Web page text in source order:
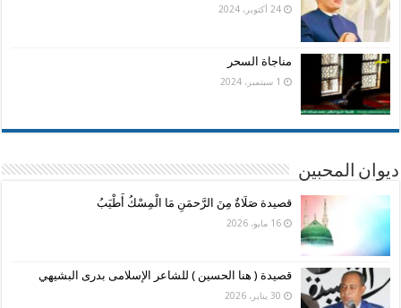
24 أكتوبر، 2024
مناجاة السحر
1 سبتمبر، 2024
ديوان المحبين
قصيدة صَلَاةٌ مِنَ الرَّحمَنِ مَا الْمِسْكُ أَطْيَبُ
16 مايو، 2026
قصيدة ( هنا الحسين ) للشاعر الإسلامى بدرى البشيهي
30 يناير، 2026